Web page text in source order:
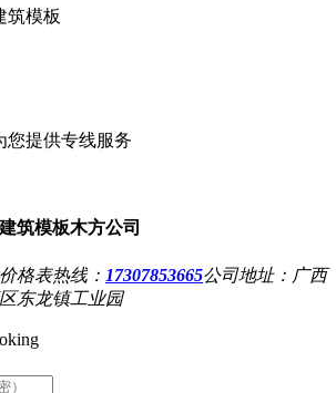
筑模板
您提供专线服务
筑模板木方公司
格表热线： 17307853665公司地址： 广西
东龙镇工业园